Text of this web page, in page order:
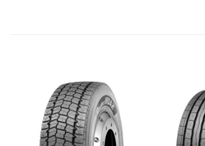
Recomandare
Dacă nu ești sigur de
specificațiile jantei originale sau
noastră pentru recomandări înainte
comanda.